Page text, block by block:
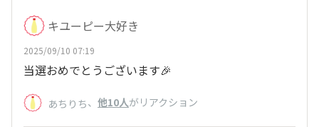
キユーピー大好き
2025/09/10 07:19
当選おめでとうございます🎉
あちりち、 他10人がリアクション